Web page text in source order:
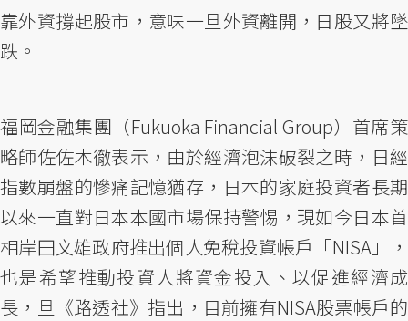
靠外資撐起股市，意味一旦外資離開，日股又將墜
跌。
福岡金融集團（Fukuoka Financial Group）首席策
略師佐佐木徹表示，由於經濟泡沫破裂之時，日經
指數崩盤的慘痛記憶猶存，日本的家庭投資者長期
以來一直對日本本國市場保持警惕，現如今日本首
相岸田文雄政府推出個人免稅投資帳戶「NISA」，
也是希望推動投資人將資金投入、以促進經濟成
長，旦《路透社》指出，目前擁有NISA股票帳戶的